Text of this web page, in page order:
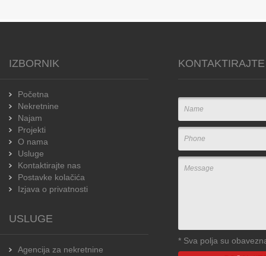
IZBORNIK
Početna
Nekretnine
Najam
Projekti
O nama
Usluge
Kontaktirajte nas
Postavke kolačića
Izjava o privatnosti
USLUGE
Agencija za nekretnine
* Sva polja su